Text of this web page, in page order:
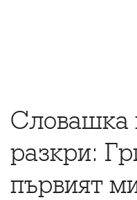
Словашка
разкри:
първият